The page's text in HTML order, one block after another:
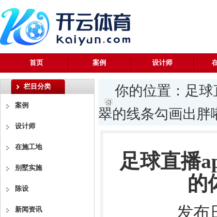
首页 案例 设计师
栏目分类
案例
设计师
在施工地
别墅实施
陈设
新闻资讯
你的位置： 足
翠的线条勾画出胖
足球直播
的
发布